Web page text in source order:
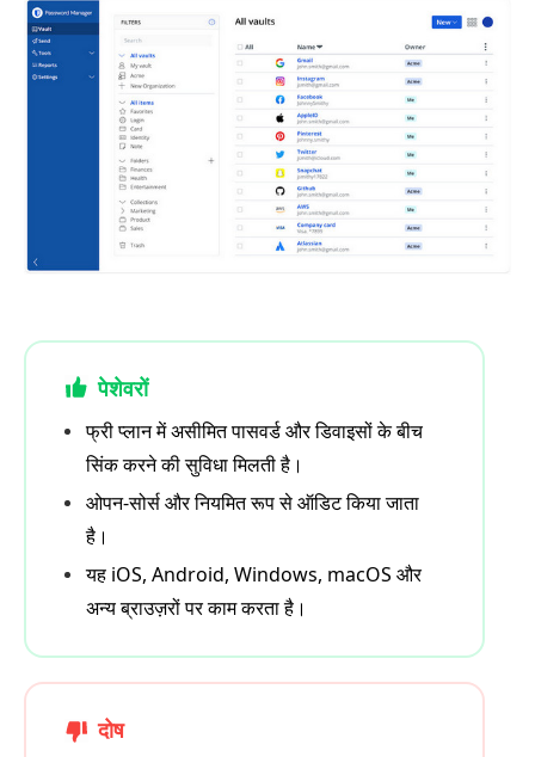
पेशेवरों
फ्री प्लान में असीमित पासवर्ड और डिवाइसों के बीच
सिंक करने की सुविधा मिलती है।
ओपन-सोर्स और नियमित रूप से ऑडिट किया जाता
है।
यह iOS, Android, Windows, macOS और
अन्य ब्राउज़रों पर काम करता है।
दोष